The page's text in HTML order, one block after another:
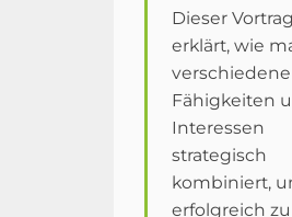
Dieser Vortrag
erklärt, wie
verschiedene
Fähigkeiten
Interessen
strategisch
kombiniert,
erfolgreich